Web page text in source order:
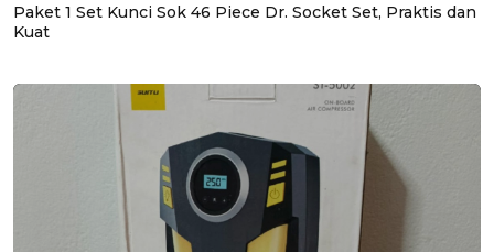
Paket 1 Set Kunci Sok 46 Piece Dr. Socket Set, Praktis dan
Kuat